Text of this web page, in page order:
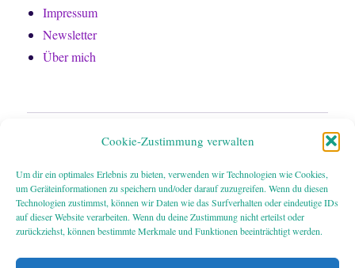
Cookie-Zustimmung verwalten
Um dir ein optimales Erlebnis zu bieten, verwenden wir Technologien wie Cookies,
um Geräteinformationen zu speichern und/oder darauf zuzugreifen. Wenn du diesen
Technologien zustimmst, können wir Daten wie das Surfverhalten oder eindeutige IDs
auf dieser Website verarbeiten. Wenn du deine Zustimmung nicht erteilst oder
zurückziehst, können bestimmte Merkmale und Funktionen beeinträchtigt werden.
Impressum
Newsletter
Über mich
Bücher
Über mich